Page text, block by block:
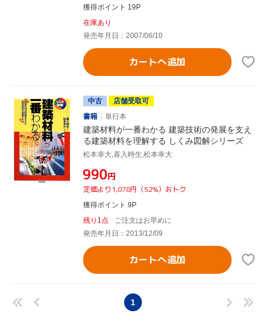
獲得ポイント 19P
在庫あり
発売年月日：2007/06/10
カートへ追加
中古
店舗受取可
書籍
単行本
建築材料が一番わかる 建築技術の発展を支え
る建築材料を理解する しくみ図解シリーズ
松本幸大,喜入時生,松本幸大
¥990円
定価より1,078円（52%）おトク
獲得ポイント 9P
残り1点
ご注文はお早めに
発売年月日：2013/12/09
カートへ追加
1